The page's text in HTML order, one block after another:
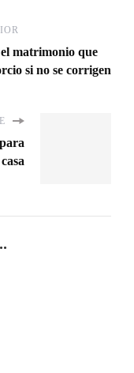
matrimonio que
si no se corrigen